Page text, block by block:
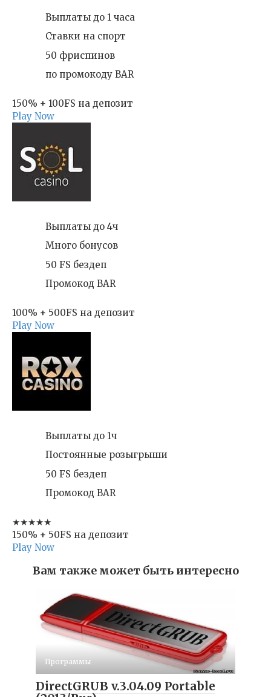
Выплаты до 1 часа
Ставки на спорт
50 фриспинов
по промокоду BAR
150% + 100FS на депозит
Play Now
Выплаты до 4ч
Много бонусов
50 FS бездеп
Промокод BAR
100% + 500FS на депозит
Play Now
Выплаты до 1ч
Постоянные розыгрыши
50 FS бездеп
Промокод BAR
★★★★★
150% + 50FS на депозит
Play Now
Вам также может быть интересно
Программы
DirectGRUB v.3.04.09 Portable